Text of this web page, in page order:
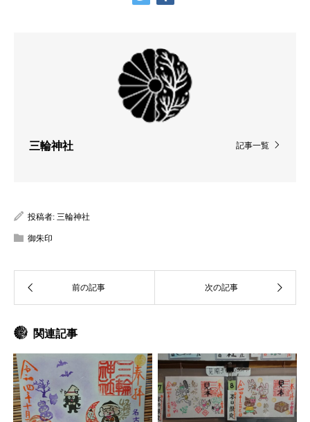
記事一覧
三輪神社
投稿者: 三輪神社
御朱印
関連記事